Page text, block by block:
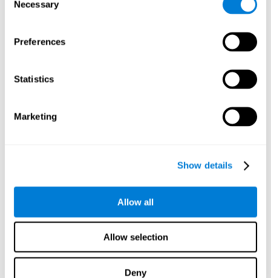
Selection
Necessary
Preferences
Statistics
Marketing
Show details
Allow all
Allow selection
Deny
A través de una
podemos
cognitivas, como la percepción visual. El test que ofrece CogniFit
para evaluar la percepción visual está inspirado en el test clásico
podrá obtener la capacidad de decodificación de los elementos
que se presentan en el ejercicio así como la cantidad de recursos
realizar la tarea de la manera más eficiente posible. Además de la
percepción visual, el test también mide denominación, tiempo de
objetos en la pantalla durante un periodo corto de tiempo y
corresponderá con la primera letra del nombre del objeto,
siendo esa la letra objetivo. Hay que llevarlo a cabo tan
¿Cómo rehabilitar o mejorar la
percepción visual?